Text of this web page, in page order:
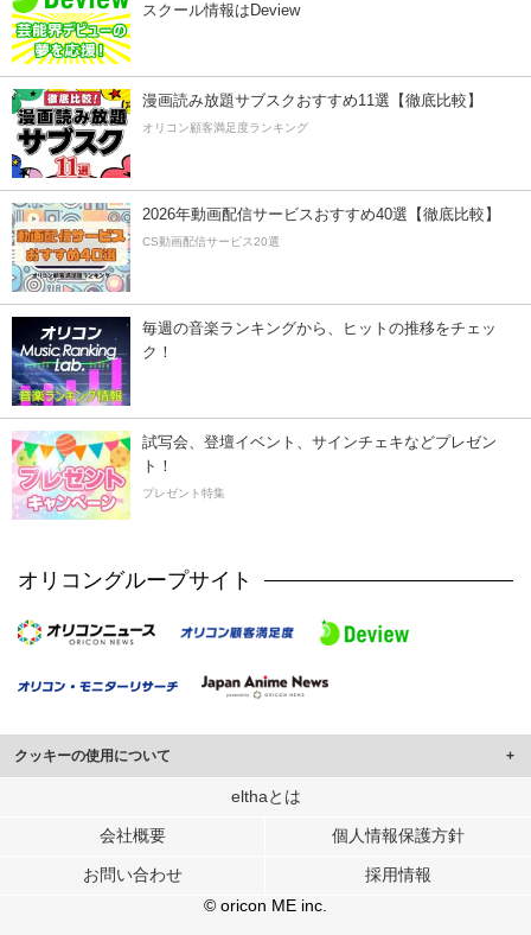
スクール情報はDeview
漫画読み放題サブスクおすすめ11選【徹底比較】
オリコン顧客満足度ランキング
2026年動画配信サービスおすすめ40選【徹底比較】
CS動画配信サービス20選
毎週の音楽ランキングから、ヒットの推移をチェッ
ク！
試写会、登壇イベント、サインチェキなどプレゼン
ト！
プレゼント特集
オリコングループサイト
クッキーの使用について
このサイトでは Cookie を使用して、ユーザーに合わせたコンテンツや広告の
行っています。
メディアや広告配信、データ解析の各パートナーに提供しています。
各パートナーは、この情報とユーザーが各パートナーに提供した他の情報や、
ユーザーが各パートナーのサービスを使用したときに収集した他の情報を組み
elthaとは
会社概要 個人情報保護方針
お問い合わせ
採用情報
© oricon ME inc.